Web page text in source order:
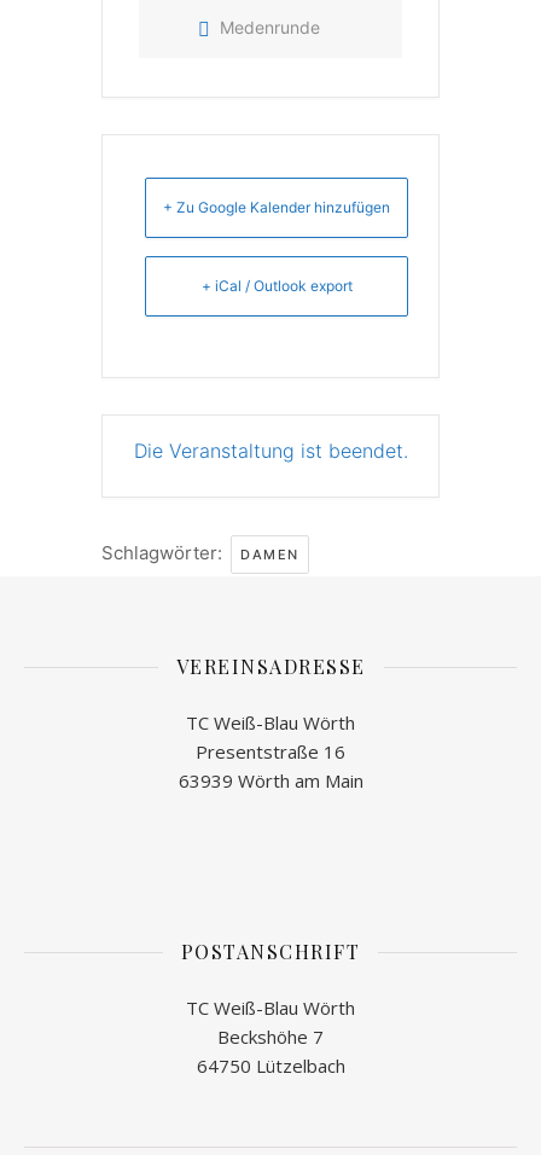
Medenrunde
+ Zu Google Kalender hinzufügen
+ iCal / Outlook export
Die Veranstaltung ist beendet.
Schlagwörter: DAMEN
VEREINSADRESSE
TC Weiß-Blau Wörth
Presentstraße 16
63939 Wörth am Main
POSTANSCHRIFT
TC Weiß-Blau Wörth
Beckshöhe 7
64750 Lützelbach